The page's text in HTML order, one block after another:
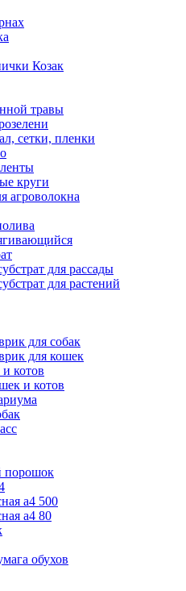
Козак
травы
сетки, пленки
круги
агроволокна
для рассады
для растений
для собак
для кошек
котов
и котов
порошок
а4 500
а4 80
обухов